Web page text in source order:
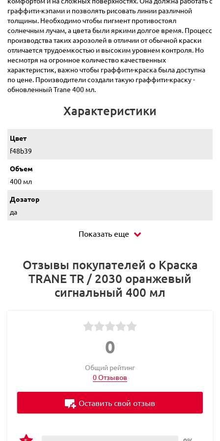
граффити-кэпами и позволять рисовать линии различной
толщины. Необходимо чтобы пигмент противостоял
солнечным лучам, а цвета были яркими долгое время. Процесс
производства таких аэрозолей в отличии от обычной краски
отличается трудоемкостью и высоким уровнем контроля. Но
несмотря на огромное количество качественных
характеристик, важно чтобы граффити-краска была доступна
по цене. Производители создали такую граффити-краску -
обновленный Trane 400 мл.
Характеристики
Цвет
f48b39
Объем
400 мл
Дозатор
да
Показать еще
Отзывы покупателей о Краска
TRANE TR / 2030 оранжевый
сигнальный 400 мл
0
Общий рейтинг
0 Отзывов
Оставить свой отзыв